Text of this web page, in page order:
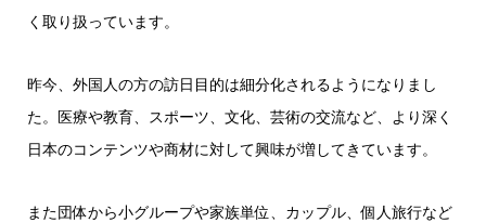
く取り扱っています。
昨今、外国人の方の訪日目的は細分化されるようになりまし
た。医療や教育、スポーツ、文化、芸術の交流など、より深く
日本のコンテンツや商材に対して興味が増してきています。
また団体から小グループや家族単位、カップル、個人旅行など